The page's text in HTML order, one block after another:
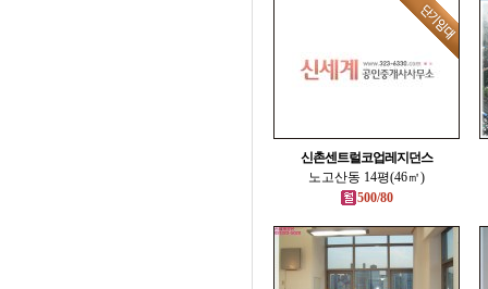
신촌센트럴코업레지던스
노고산동 14평(46㎡)
500/80